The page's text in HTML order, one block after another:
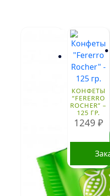
КОНФЕТЫ
“FERERRO
ROCHER” –
125 ГР.
1249 ₽